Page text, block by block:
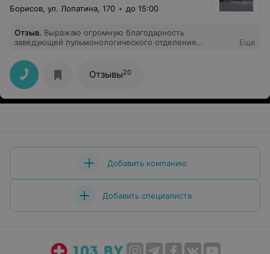
Борисов, ул. Лопатина, 170 до 15:00
Отзыв. Выражаю огромную благодарность
заведующей пульмонологического отделения
Ольге Сергеевне за их профессионализм, доброту и
чуткое отношение к людям. Отдельное спасибо
Тарасевич Елизавете Ивановне и Красацкой Раисе
Ивановне. Спасибо Вам огромное! Удачи и терпения в
вашем нелегком труде!
Еще
Отзывы20
Добавить компанию
Добавить специалиста